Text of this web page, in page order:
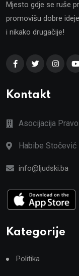
Mjesto gdje se ruše
promovišu dobre
i nikako drugačije!
Kontakt
Asocijacija
Habibe Stočević
info@ljudski.ba
Kategorije
Politika